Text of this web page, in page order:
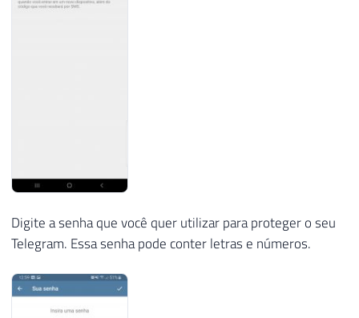
Digite a senha que você quer utilizar para proteger o seu
Telegram. Essa senha pode conter letras e números.